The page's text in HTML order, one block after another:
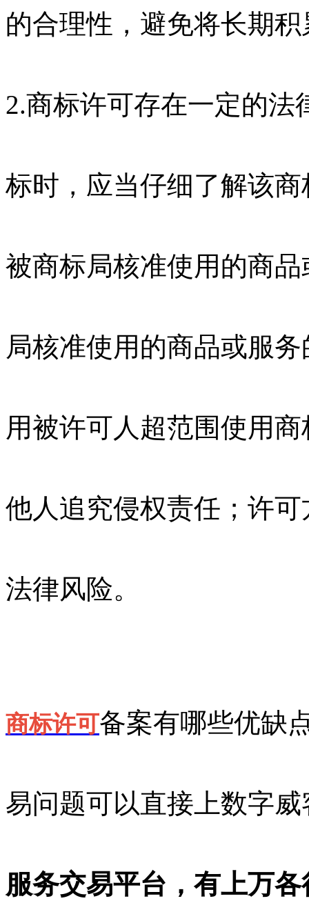
的合理性，避免将长期
2.商标许可存在一定的
标时，应当仔细了解该
被商标局核准使用的商
局核准使用的商品或服
用被许可人超范围使用
他人追究侵权责任；许
法律风险。
商标许可备案有哪些优缺
易问题可以直接上数字
服务交易平台，有上万